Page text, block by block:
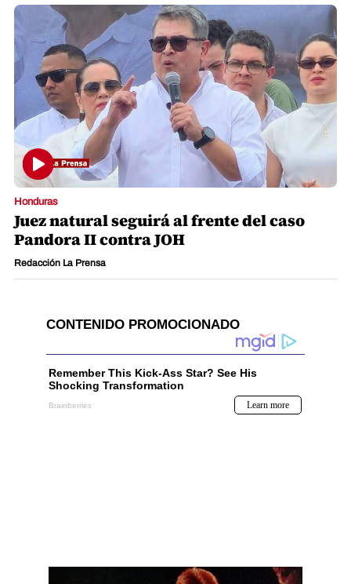
Honduras
Juez natural seguirá al frente del caso
Pandora II contra JOH
Redacción La Prensa